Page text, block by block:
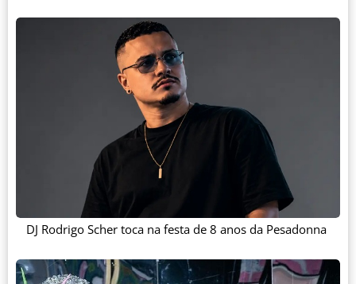
DJ Rodrigo Scher toca na festa de 8 anos da Pesadonna